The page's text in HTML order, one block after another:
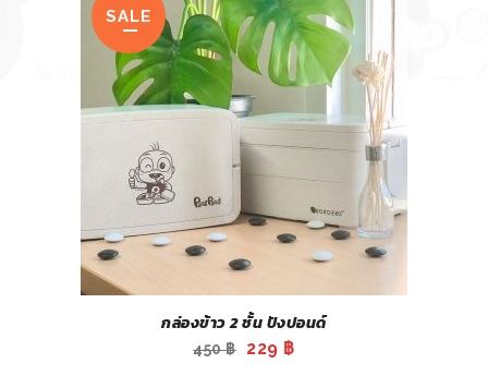
180 ฿.159 ฿.
SALE
กล่องข้าว 2 ชั้น ปังปอนด์
450฿
Original
229 ฿Current